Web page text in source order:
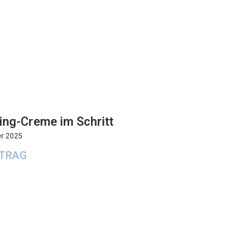
Creme im Schritt
2025